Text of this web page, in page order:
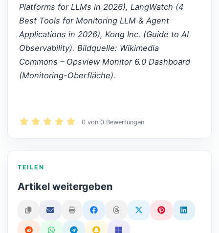
Platforms for LLMs in 2026), LangWatch (4
Best Tools for Monitoring LLM & Agent
Applications in 2026), Kong Inc. (Guide to AI
Observability). Bildquelle: Wikimedia
Commons – Opsview Monitor 6.0 Dashboard
(Monitoring-Oberfläche).
0 von0 Bewertungen
TEILEN
Artikel weitergeben